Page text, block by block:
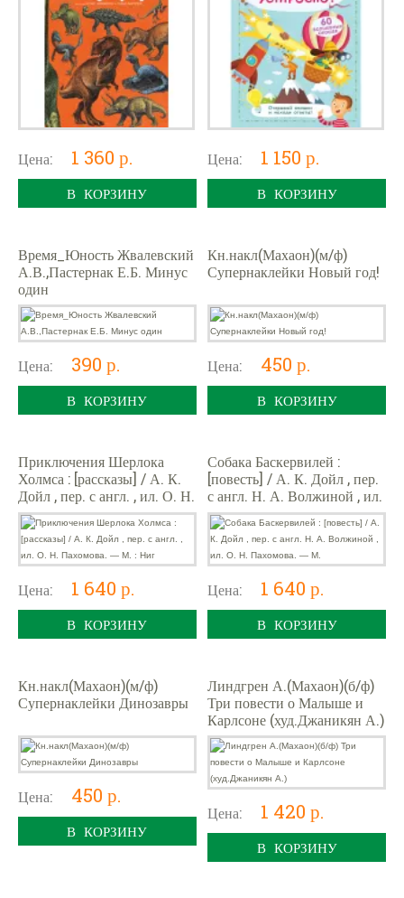
Цена: 1 360 р.
В КОРЗИНУ
Цена: 1 150 р.
В КОРЗИНУ
Время_Юность Жвалевский
А.В.,Пастернак Е.Б. Минус
один
Цена: 390 р.
В КОРЗИНУ
Кн.накл(Махаон)(м/ф)
Супернаклейки Новый год!
Цена: 450 р.
В КОРЗИНУ
Приключения Шерлока
Холмса : [рассказы] / А. К.
Дойл , пер. с англ. , ил. О. Н.
Пахомова. — М. : Ниг
Цена: 1 640 р.
В КОРЗИНУ
Собака Баскервилей :
[повесть] / А. К. Дойл , пер.
с англ. Н. А. Волжиной , ил.
О. Н. Пахомова. — М.
Цена: 1 640 р.
В КОРЗИНУ
Кн.накл(Махаон)(м/ф)
Супернаклейки Динозавры
Цена: 450 р.
В КОРЗИНУ
Линдгрен А.(Махаон)(б/ф)
Три повести о Малыше и
Карлсоне (худ.Джаникян А.)
Цена: 1 420 р.
В КОРЗИНУ